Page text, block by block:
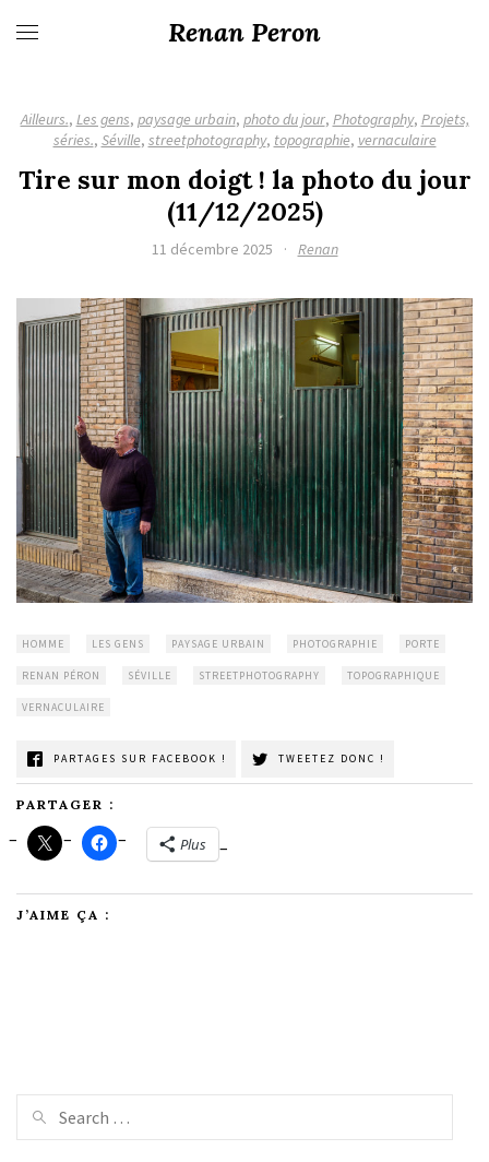
Renan Peron
Ailleurs., Les gens, paysage urbain, photo du jour, Photography, Projets,
séries., Séville, streetphotography, topographie, vernaculaire
Tire sur mon doigt ! la photo du jour
(11/12/2025)
11 décembre 2025 · Renan
HOMME LES GENS PAYSAGE URBAIN PHOTOGRAPHIE PORTE
RENAN PÉRON SÉVILLE STREETPHOTOGRAPHY TOPOGRAPHIQUE
VERNACULAIRE
PARTAGES SUR FACEBOOK ! TWEETEZ DONC !
PARTAGER :
Plus
J’AIME ÇA :